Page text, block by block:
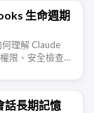
生命週期
理解 Claude
限、安全檢查、
話長期記憶